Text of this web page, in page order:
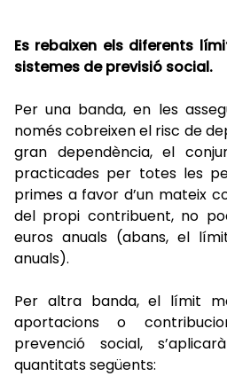
Es rebaixen els diferents
sistemes de previsió social.
Per una banda, en les
només cobreixen el risc de
gran dependència, el
practicades per totes les
primes a favor d’un mateix
del propi contribuent, no
euros anuals (abans, el
anuals).
Per altra banda, el límit
aportacions o
prevenció social,
quantitats següents: